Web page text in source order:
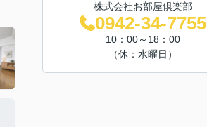
株式会社お部屋倶楽部
0942-34-7755
10：00～18：00
（休：水曜日）